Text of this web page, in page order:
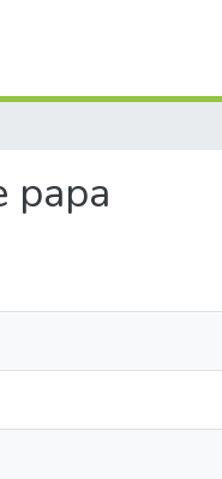
papa